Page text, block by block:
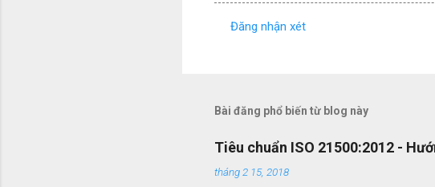
n
é
t
Đăng nhận xét
Bài đăng phổ biến từ blog này
Tiêu chuẩn ISO 21500:2012 -
tháng 2 15, 2018